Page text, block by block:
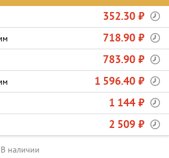
352.30 ₽
718.90 ₽
783.90 ₽
1 596.40 ₽
1 144 ₽
2 509 ₽
В наличии